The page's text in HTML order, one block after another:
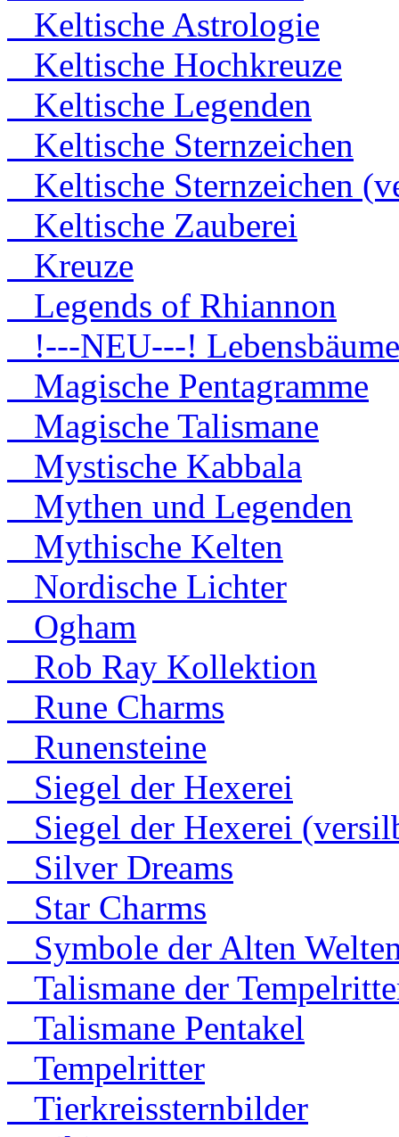
Keltische Astrologie
Keltische Hochkreuze
Keltische Legenden
Keltische Sternzeichen
Keltische Sternzeichen
Keltische Zauberei
Kreuze
Legends of Rhiannon
!---NEU---! Lebensbäume
Magische Pentagramme
Magische Talismane
Mystische Kabbala
Mythen und Legenden
Mythische Kelten
Nordische Lichter
Ogham
Rob Ray Kollektion
Rune Charms
Runensteine
Siegel der Hexerei
Siegel der Hexerei
Silver Dreams
Star Charms
Symbole der Alten
Talismane der
Talismane Pentakel
Tempelritter
Tierkreissternbilder